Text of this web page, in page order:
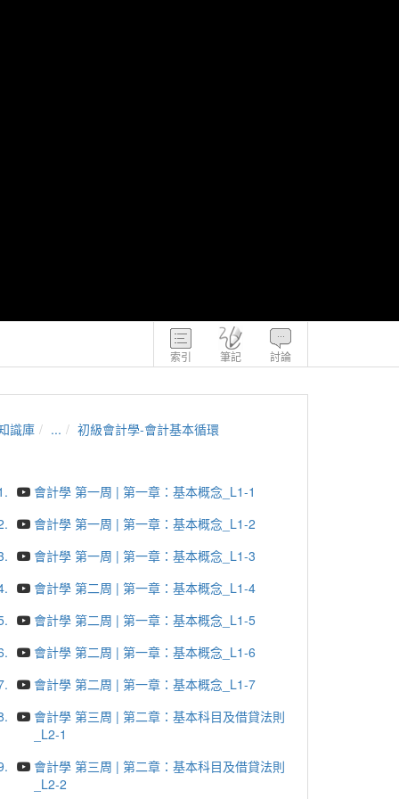
索引 筆記 討論
識庫 ... 初級會計學-會計基本循環
會計學 第一周 | 第一章：基本概念_L1-1
會計學 第一周 | 第一章：基本概念_L1-2
會計學 第一周 | 第一章：基本概念_L1-3
會計學 第二周 | 第一章：基本概念_L1-4
會計學 第二周 | 第一章：基本概念_L1-5
會計學 第二周 | 第一章：基本概念_L1-6
會計學 第二周 | 第一章：基本概念_L1-7
會計學 第三周 | 第二章：基本科目及借貸法則
_L2-1
會計學 第三周 | 第二章：基本科目及借貸法則
_L2-2